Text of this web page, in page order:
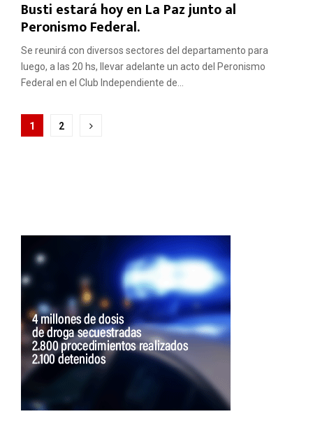
Busti estará hoy en La Paz junto al
Peronismo Federal.
Se reunirá con diversos sectores del departamento para
luego, a las 20 hs, llevar adelante un acto del Peronismo
Federal en el Club Independiente de...
Paginación
1 2